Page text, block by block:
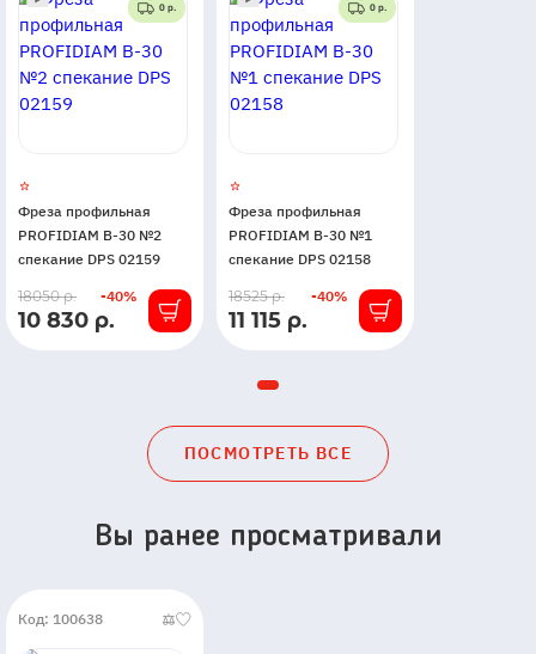
0 р.
Фреза профильная
PROFIDIAM B-30 №2
спекание DPS 02159
В
наличии
10 830 р.
-40%
18050 р.
0 р.
Фреза профильная
PROFIDIAM B-30 №1
спекание DPS 02158
В
наличии
11 115 р.
-40%
18525 р.
ПОСМОТРЕТЬ ВСЕ
Вы ранее просматривали
Код: 100638